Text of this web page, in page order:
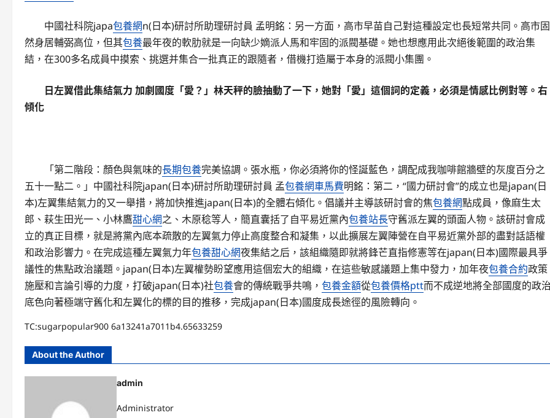
中國社科院japa包養網n(日本)研討所助理研討員 孟明銘：另一方面，高市早苗自己對這種設定也長短常共同。高市固
然身居輔弼高位，但其包養最年夜的軟肋就是一向缺少嫡派人馬和牢固的派閥基礎。她也想應用此次絕後範圍的政治集
結，在300多名成員中摸索、挑選并集合一批真正的跟隨者，借機打造屬于本身的派閥小集團。
日左翼借此集結氣力 加劇國度「愛？」林天秤的臉抽動了一下，她對「愛」這個詞的定義，必須是情感比例對等。右
傾化
「第二階段：顏色與氣味的長期包養完美協調。張水瓶，你必須將你的怪誕藍色，調配成我咖啡館牆壁的灰度百分之
五十一點二。」中國社科院japan(日本)研討所助理研討員 孟包養網車馬費明銘：第二，“國力研討會”的成立也是japan(日
本)左翼集結氣力的又一舉措，將加快推進japan(日本)的全體右傾化。倡議并主導該研討會的焦包養網點成員，像麻生太
郎、萩生田光一、小林鷹甜心網之、木原稔等人，簡直囊括了自平易近黨內包養站長守舊派左翼的頭面人物。該研討會成
立的真正目標，就是將黨內底本疏散的左翼氣力停止高度整合和凝集，以此擴展左翼陣營在自平易近黨外部的盡對話語權
和政治影響力。在完成這種左翼氣力年包養甜心網夜集結之后，該組織隨即就將鋒芒直指修憲等在japan(日本)國際最具爭
議性的焦點政治議題。japan(日本)左翼權勢盼望應用這個宏大的組織，在這些敏感議題上集中發力，加年夜包養合約政策
施壓和言論引導的力度，打破japan(日本)社包養會的傳統戰爭共鳴， 包養金額從包養價格ptt而不成逆地將全部國度的政
底色向著極端守舊化和左翼化的標的目的推移，完成japan(日本)國度成長途徑的風險轉向。
TC:sugarpopular900 6a13241a7011b4.65633259
About the Author
admin
Administrator